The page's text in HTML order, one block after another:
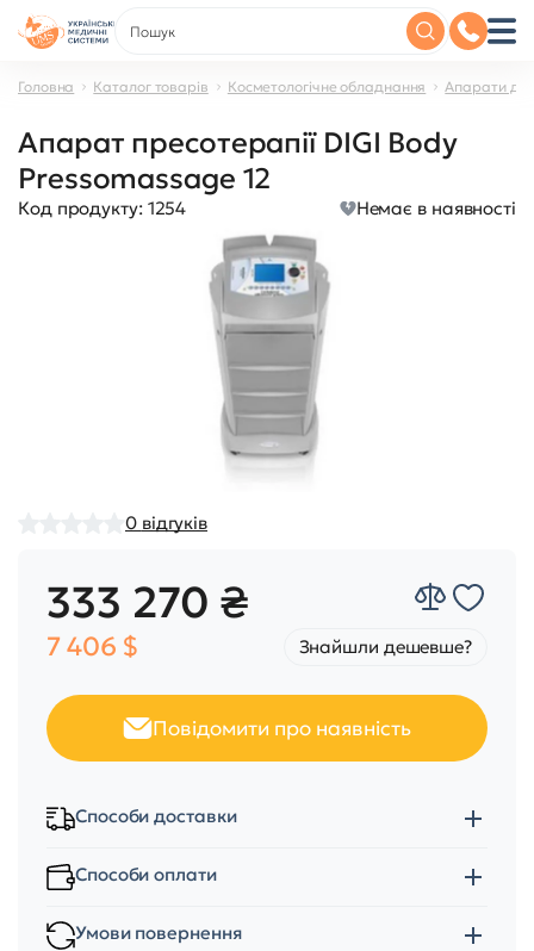
Головна Каталог товарів Косметологічне обладнання Апарати для
Апарат пресотерапії DIGI Body
Pressomassage 12
Код продукту: 1254 Немає в наявності
0 відгуків
333 270 ₴
7 406 $ Знайшли дешевше?
Повідомити про наявність
Способи доставки
Способи оплати
Умови повернення